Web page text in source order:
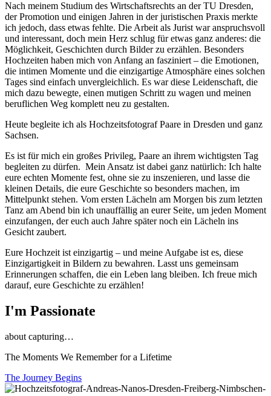
Nach meinem Studium des Wirtschaftsrechts an der TU Dresden,
der Promotion und einigen Jahren in der juristischen Praxis merkte
ich jedoch, dass etwas fehlte. Die Arbeit als Jurist war anspruchsvoll
und interessant, doch mein Herz schlug für etwas ganz anderes: die
Möglichkeit, Geschichten durch Bilder zu erzählen. Besonders
Hochzeiten haben mich von Anfang an fasziniert – die Emotionen,
die intimen Momente und die einzigartige Atmosphäre eines solchen
Tages sind einfach unvergleichlich. Es war diese Leidenschaft, die
mich dazu bewegte, einen mutigen Schritt zu wagen und meinen
beruflichen Weg komplett neu zu gestalten.
Heute begleite ich als Hochzeitsfotograf Paare in Dresden und ganz
Sachsen.
Es ist für mich ein großes Privileg, Paare an ihrem wichtigsten Tag
begleiten zu dürfen. Mein Ansatz ist dabei ganz natürlich: Ich halte
eure echten Momente fest, ohne sie zu inszenieren, und lasse die
kleinen Details, die eure Geschichte so besonders machen, im
Mittelpunkt stehen. Vom ersten Lächeln am Morgen bis zum letzten
Tanz am Abend bin ich unauffällig an eurer Seite, um jeden Moment
einzufangen, der euch auch Jahre später noch ein Lächeln ins
Gesicht zaubert.
Eure Hochzeit ist einzigartig – und meine Aufgabe ist es, diese
Einzigartigkeit in Bildern zu bewahren. Lasst uns gemeinsam
Erinnerungen schaffen, die ein Leben lang bleiben. Ich freue mich
darauf, eure Geschichte zu erzählen!
I'm Passionate
about capturing…
The Moments We Remember for a Lifetime
The Journey Begins